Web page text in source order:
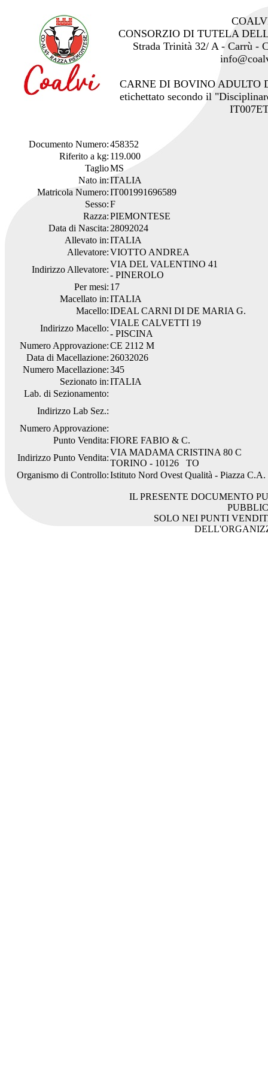
CONSORZIO DI TUTELA
Strada Trinità 32/ A - Carrù -
CARNE DI BOVINO ADULTO
etichettato secondo il
Documento Numero:458352
Riferito a kg: 119.000
TaglioMS
Nato in:ITALIA
Matricola Numero:IT001991696589
Sesso:F
Razza:PIEMONTESE
Data di Nascita: 28092024
Allevato in:ITALIA
Allevatore:VIOTTO ANDREA
Indirizzo Allevatore:
VIA DEL VALENTINO 41
- PINEROLO
Per mesi: 17
Macellato in:ITALIA
Macello:IDEAL CARNI DI DE MARIA G.
Indirizzo Macello:
VIALE CALVETTI 19
- PISCINA
Numero Approvazione:CE 2112 M
Data di Macellazione: 26032026
Numero Macellazione:345
Sezionato in:ITALIA
Lab. di Sezionamento:
Indirizzo Lab Sez.:
Numero Approvazione:
Punto Vendita:FIORE FABIO & C.
Indirizzo Punto Vendita:
VIA MADAMA CRISTINA 80 C
TORINO - 10126 TO
Organismo di Controllo:Istituto Nord Ovest Qualità - Piazza
IL PRESENTE DOCUMENTO
SOLO NEI PUNTI